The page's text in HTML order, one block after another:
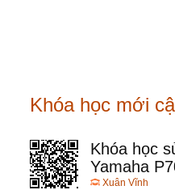
Khóa học mới
Khóa học
Yamaha
Xuân Vĩnh